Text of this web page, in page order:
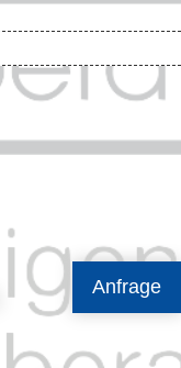
Anfrage